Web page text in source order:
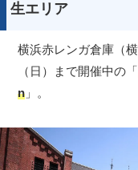
生エリア
横浜赤レンガ倉庫（
（日）まで開催中の「
n 」。